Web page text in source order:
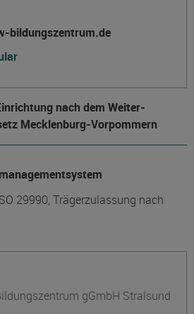
bildungszentrum.de
nach dem Weiter­
Mecklenburg-Vorpommern
29990, Trägerzulassung nach
gGmbH Stralsund